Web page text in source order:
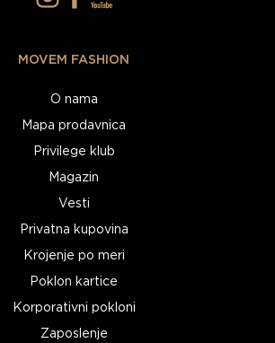
MOVEM FASHION
O nama
Mapa prodavnica
Privilege klub
Magazin
Vesti
Privatna kupovina
Krojenje po meri
Poklon kartice
Korporativni pokloni
Zaposlenje